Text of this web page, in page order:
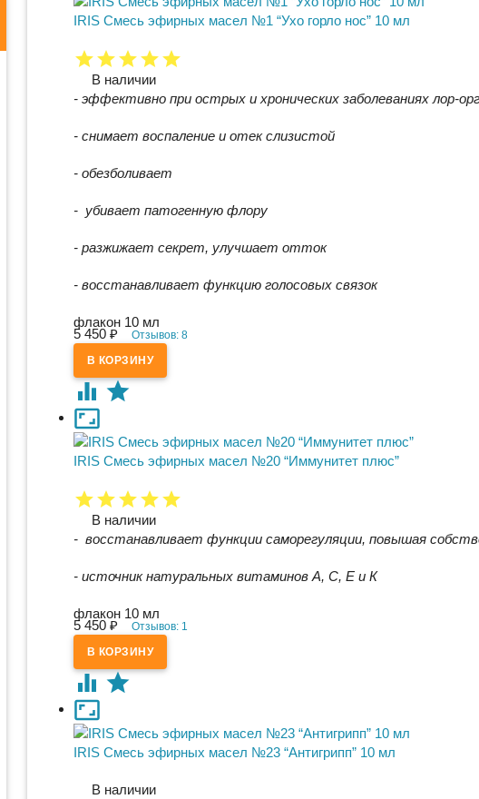
IRIS Смесь эфирных масел №1 “Ухо горло нос” 10 мл
В наличии
- эффективно при острыx и хроническиx заболеванияx лор-
- снимает воспаление и отек слизистой
- обезболивает
- убивает патогенную флору
- разжижает секрет, улучшает отток
- восстанавливает функцию голосовых связок
флакон 10 мл
5 450 ₽ Отзывов: 8
IRIS Смесь эфирных масел №20 “Иммунитет плюс”
В наличии
- восстанавливает функции саморегуляции, повышая
- источник натуральных витаминов А, С, Е и К
флакон 10 мл
5 450 ₽ Отзывов: 1
IRIS Смесь эфирных масел №23 “Антигрипп” 10 мл
В наличии